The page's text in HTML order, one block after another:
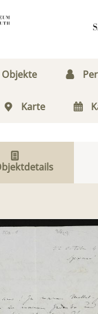
Objekte
Karte